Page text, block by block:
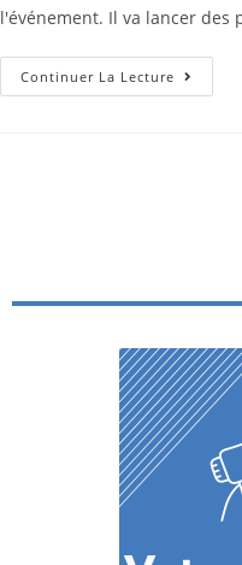
l'événement. Il va lancer des
Continuer La Lecture